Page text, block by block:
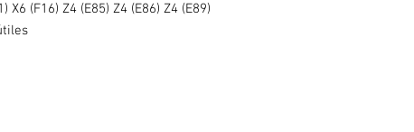
X6 (F16) Z4 (E85) Z4 (E86) Z4 (E89)